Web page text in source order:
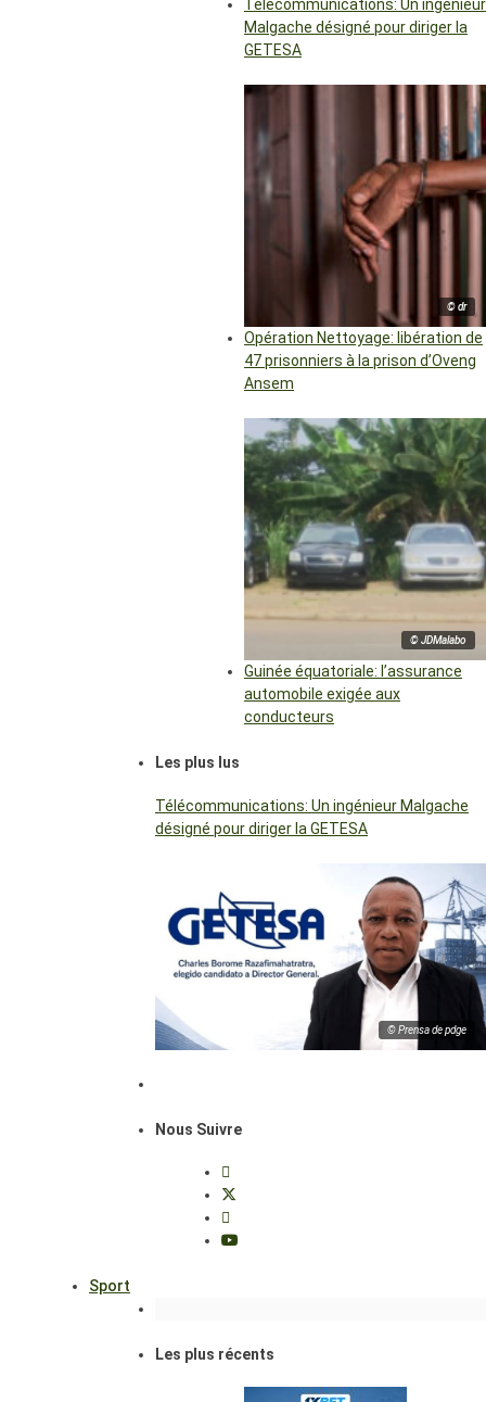
Télécommunications: Un ingénieur
Malgache désigné pour diriger la
GETESA
© dr
Opération Nettoyage: libération de
47 prisonniers à la prison d’Oveng
Ansem
© JDMalabo
Guinée équatoriale: l’assurance
automobile exigée aux
conducteurs
Les plus lus
Télécommunications: Un ingénieur Malgache
désigné pour diriger la GETESA
© Prensa de pdge
Nous Suivre
Sport
Les plus récents